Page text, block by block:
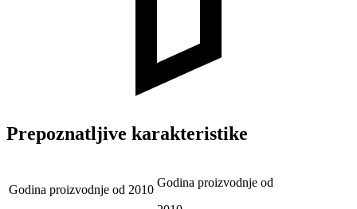
Prepoznatljive karakteristike
Godina proizvodnje od 2010
Godina proizvodnje od